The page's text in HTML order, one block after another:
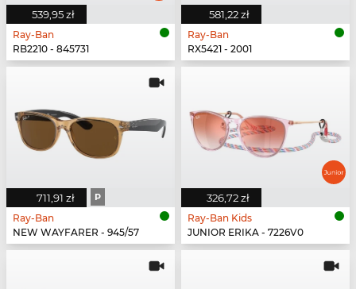
539,95 zł
Ray-Ban
RB2210 - 845731
581,22 zł
Ray-Ban
RX5421 - 2001
711,91 zł P
Ray-Ban
NEW WAYFARER - 945/57
326,72 zł
Ray-Ban Kids
JUNIOR ERIKA - 7226V0